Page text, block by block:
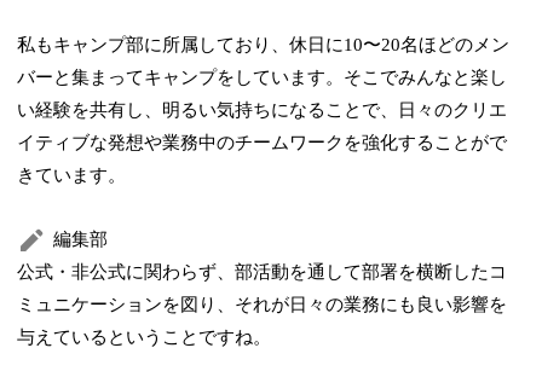
私もキャンプ部に所属しており、休日に10〜20名ほどのメン
バーと集まってキャンプをしています。そこでみんなと楽し
い経験を共有し、明るい気持ちになることで、日々のクリエ
イティブな発想や業務中のチームワークを強化することがで
きています。
編集部
公式・非公式に関わらず、部活動を通して部署を横断したコ
ミュニケーションを図り、それが日々の業務にも良い影響を
与えているということですね。